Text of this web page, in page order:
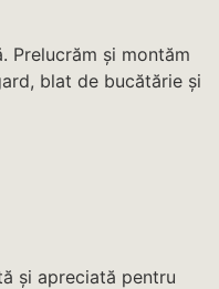
Prelucrăm și montăm
blat de bucătărie și
și apreciată pentru